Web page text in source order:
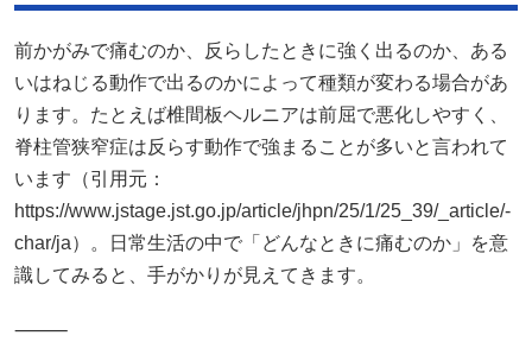
前かがみで痛むのか、反らしたときに強く出るのか、ある
いはねじる動作で出るのかによって種類が変わる場合があ
ります。たとえば椎間板ヘルニアは前屈で悪化しやすく、
脊柱管狭窄症は反らす動作で強まることが多いと言われて
います（引用元：
https://www.jstage.jst.go.jp/article/jhpn/25/1/25_39/_article/-
char/ja）。日常生活の中で「どんなときに痛むのか」を意
識してみると、手がかりが見えてきます。
⸻